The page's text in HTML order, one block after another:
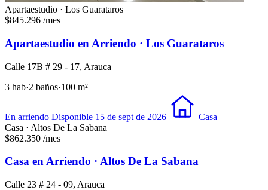
Apartaestudio · Los Guarataros
$845.296 /mes
Apartaestudio en Arriendo · Los Guarataros
Calle 17B # 29 - 17, Arauca
3 hab·2 baños·100 m²
En arriendo Disponible 15 de sept de 2026
Casa
Casa · Altos De La Sabana
$862.350 /mes
Casa en Arriendo · Altos De La Sabana
Calle 23 # 24 - 09, Arauca